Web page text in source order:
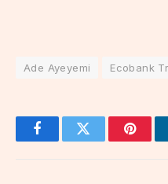
Ade Ayeyemi Ecobank
FacebookTwitter